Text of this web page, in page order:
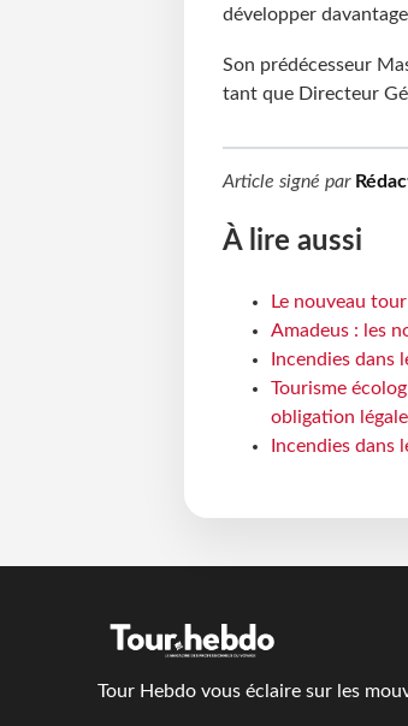
développer
Son prédécesseur
tant que Directeur
Article signé par
À lire aussi
Le nouveau
Amadeus : les
Incendies dans
Tourisme
obligation légale
Incendies
Tour Hebdo vous éclaire sur les